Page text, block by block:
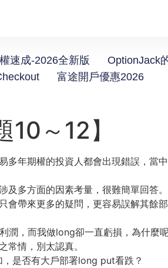
速成-2026全新版 OptionJack
富途開戶優惠2026
～12】
年期權的投資人都會出現錯誤，當
多方面的因素考量，很難簡單回答。
帶來更多的疑問，更容易誤解其餘部
潤，而我做long卻一直虧損，為什麼
情，別太認真。
是否有大戶部署long put看跌？